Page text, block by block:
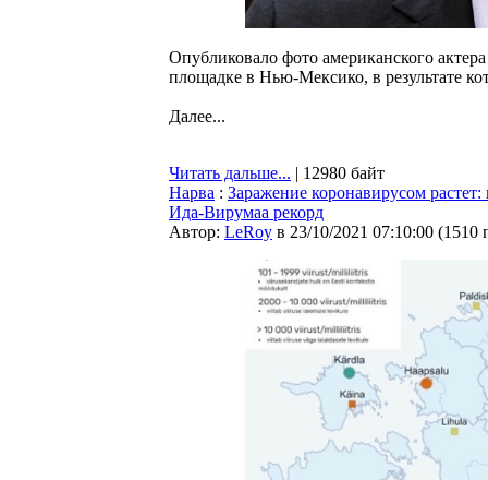
Опубликовало фото американского
площадке в Нью-Мексико, в результате
Далее...
Читать дальше... | 12980 байт
Нарва : Заражение коронавирусом
Ида-Вирумаа рекорд
Автор: LeRoy в 23/10/2021 07:10:00 (1510